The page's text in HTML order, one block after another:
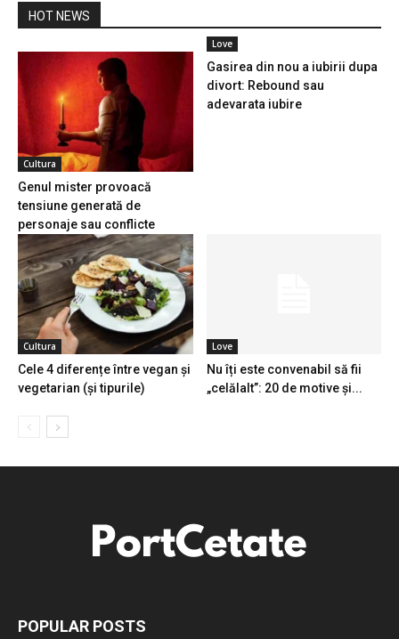
HOT NEWS
Cultura
Genul mister provoacă
tensiune generată de
personaje sau conflicte
Love
Gasirea din nou a iubirii dupa
divort: Rebound sau
adevarata iubire
Cultura
Cele 4 diferențe între vegan și
vegetarian (și tipurile)
Love
Nu îți este convenabil să fii
„celălalt”: 20 de motive și...
POPULAR POSTS